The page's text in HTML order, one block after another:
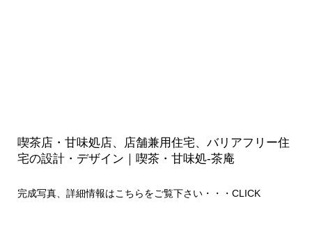
喫茶店・甘味処店、店舗兼用住宅、バリアフリー住
宅の設計・デザイン｜喫茶・甘味処-茶庵
完成写真、詳細情報はこちらをご覧下さい・・・ CLICK